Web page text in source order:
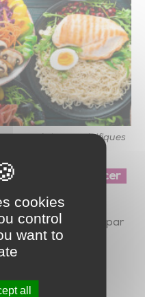
aux régimes spécifiques
aider à financer
attribuée par
cookies
control
want to
all